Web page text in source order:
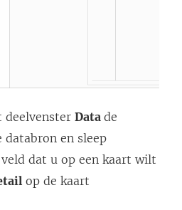
u
w
v
e
deelvenster Data de
en sleep
dat u op een kaart wilt
op de kaart